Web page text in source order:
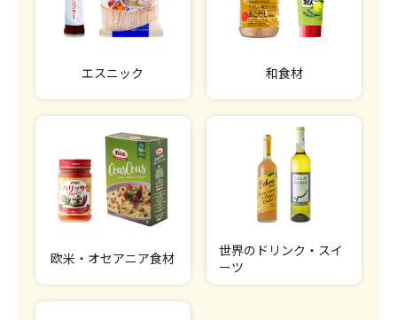
エスニック 和食材
欧米・オセアニア食材
世界のドリンク・スイ
ーツ